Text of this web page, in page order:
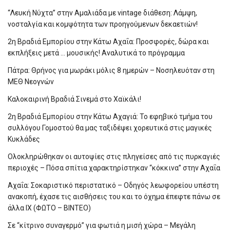
“Λευκή Νύχτα” στην Αμαλιάδα με vintage διάθεση: Λάμψη,
νοσταλγία και κομψότητα των προηγούμενων δεκαετιών!
2η Βραδιά Εμπορίου στην Κάτω Αχαΐα: Προσφορές, δώρα και
εκπλήξεις μετά … μουσικής! Αναλυτικά το πρόγραμμα
Πάτρα: Θρήνος για μωράκι μόλις 8 ημερών – Νοσηλευόταν στη
ΜΕΘ Νεογνών
Καλοκαιρινή Βραδιά Σινεμά στο Χαϊκάλι!
2η Βραδιά Εμπορίου στην Κάτω Αχαγιά: Το εφηβικό τμήμα του
συλλόγου Γομοστού θα μας ταξιδέψει χορευτικά στις μαγικές
Κυκλάδες
Ολοκληρώθηκαν οι αυτοψίες στις πληγείσες από τις πυρκαγιές
περιοχές – Πόσα σπίτια χαρακτηρίστηκαν “κόκκινα” στην Αχαΐα
Αχαΐα: Σοκαριστικό περιστατικό – Οδηγός λεωφορείου υπέστη
ανακοπή, έχασε τις αισθήσεις του και το όχημα έπεφτε πάνω σε
άλλα ΙΧ (ΦΩΤΟ – ΒΙΝΤΕΟ)
Σε “κίτρινο συναγερμό” για φωτιά η μισή χώρα – Μεγάλη